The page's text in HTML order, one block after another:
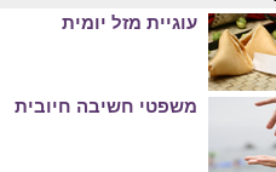
עוגיית מזל יומית
משפטי חשיבה חיובית